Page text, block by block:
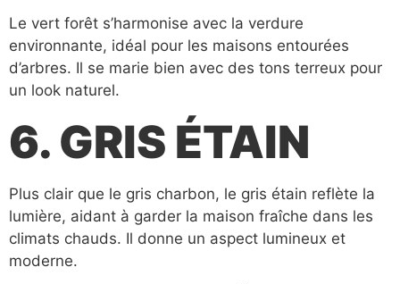
Le vert forêt s’harmonise avec la verdure
environnante, idéal pour les maisons entourées
d’arbres. Il se marie bien avec des tons terreux pour
un look naturel.
6. GRIS ÉTAIN
Plus clair que le gris charbon, le gris étain reflète la
lumière, aidant à garder la maison fraîche dans les
climats chauds. Il donne un aspect lumineux et
moderne.